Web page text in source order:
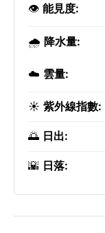
👁️ 能見度:
🌧️ 降水量:
☁️ 雲量:
☀️ 紫外線指數:
🌅 日出:
🌇 日落: